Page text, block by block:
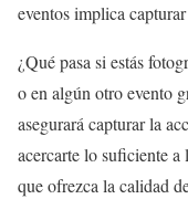
eventos implica
¿Qué pasa si estás
o en algún otro evento
asegurará capturar la
acercarte lo suficiente
que ofrezca la calidad